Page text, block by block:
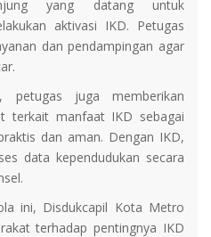
yang datang untuk
aktivasi IKD. Petugas
dan pendampingan agar
petugas juga memberikan
terkait manfaat IKD sebagai
dan aman. Dengan IKD,
data kependudukan secara
ini, Disdukcapil Kota Metro
terhadap pentingnya IKD